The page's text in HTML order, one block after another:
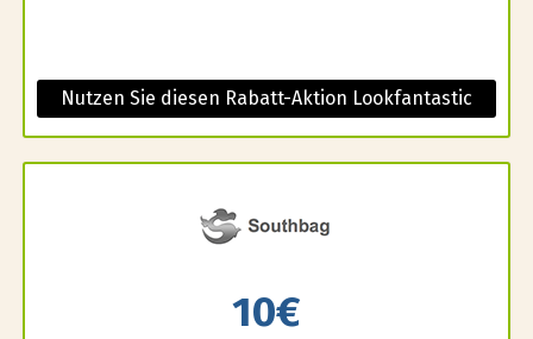
Nutzen Sie diesen Rabatt-Aktion Lookfantastic
10€